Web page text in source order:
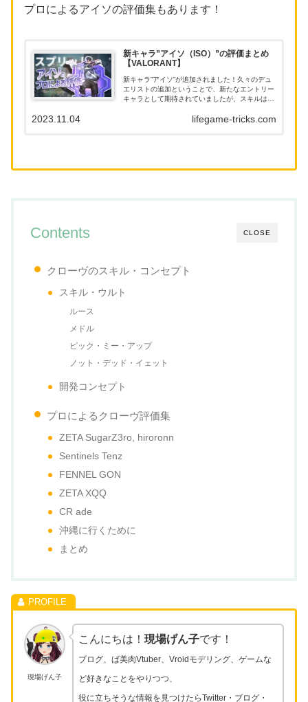
プロによるアイソの評価集もあります！
新キャラ”アイソ（ISO）”の評価まとめ
【VALORANT】
新キャラ”アイソ”が追加されました！久々のデュ
エリストの追加ということで、新たなエントリー
キャラとして期待されていましたが、スキルはど
いの？というのを探るために、アイソのプロによ
lifegame-tricks.com
2023.11.04
CLOSE
Contents
クローヴのスキル・コンセプト
スキル・ウルト
ルース
メドル
ピック・ミー・アップ
ノット・デッド・イェット
開発コンセプト
プロによるクローヴ評価集
ZETA SugarZ3ro, hiroronn
Sentinels Tenz
FENNEL GON
ZETA XQQ
CR ade
沖縄に行くために
まとめ
現場げん子
こんにちは！現場げん子です！
ブログ、ば美肉Vtuber、Vroidモデリング、ゲームな
ど好きなことをやりつつ、
役に立ちそうな情報を見つけたらTwitter・ブログ・